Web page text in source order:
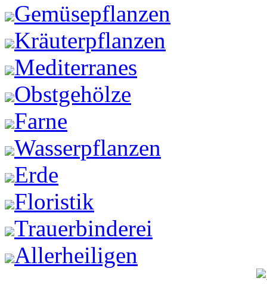
Gemüsepflanzen
Kräuterpflanzen
Mediterranes
Obstgehölze
Farne
Wasserpflanzen
Erde
Floristik
Trauerbinderei
Allerheiligen